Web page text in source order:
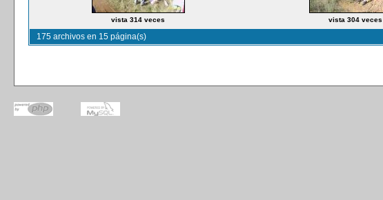
vista 314 veces vista 304 veces
175 archivos en 15 página(s)